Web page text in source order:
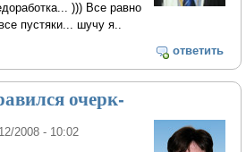
))) Все равно
пустяки... шучу я..
ответить
очерк-
2008 - 10:02